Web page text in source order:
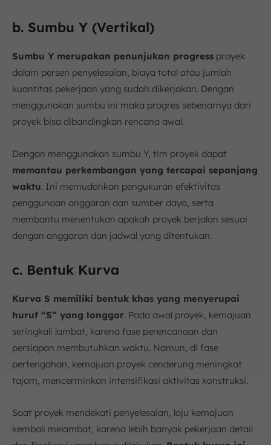
b. Sumbu Y (Vertikal)
Sumbu Y merupakan penunjukan progress proyek
dalam persen penyelesaian, biaya total atau jumlah
kuantitas pekerjaan yang sudah dikerjakan. Dengan
menggunakan sumbu ini maka progres sebenarnya dari
proyek bisa dibandingkan rencana awal.
Dengan menggunakan sumbu Y, tim proyek dapat
memantau perkembangan yang tercapai sepanjang
waktu. Ini memudahkan pengukuran efektivitas
penggunaan anggaran dan sumber daya, serta
membantu menentukan apakah proyek berjalan sesuai
dengan anggaran dan jadwal yang ditentukan.
c. Bentuk Kurva
Kurva S memiliki bentuk khas yang menyerupai
huruf “S” yang longgar. Pada awal proyek, kemajuan
seringkali lambat, karena fase perencanaan dan
persiapan membutuhkan waktu. Namun, di fase
pertengahan, kemajuan proyek cenderung meningkat
tajam, mencerminkan intensifikasi aktivitas konstruksi.
Saat proyek mendekati penyelesaian, laju kemajuan
kembali melambat, karena lebih banyak pekerjaan detail